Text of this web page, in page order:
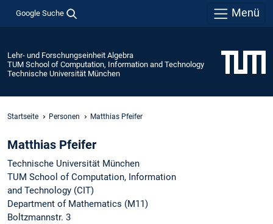
Google Suche Menü
Lehr- und Forschungseinheit Algebra
TUM School of Computation, Information and Technology
Technische Universität München
Startseite Personen Matthias Pfeifer
Matthias Pfeifer
Technische Universität München
TUM School of Computation, Information
and Technology (CIT)
Department of Mathematics (M11)
Boltzmannstr. 3